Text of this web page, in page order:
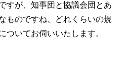
すが、知事団と協議会団とあ
ものですね、どれくらいの規
ついてお伺いいたします。